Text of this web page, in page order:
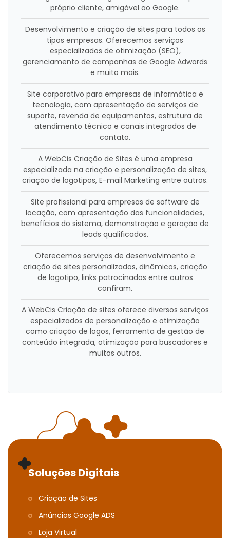
próprio cliente, amigável ao Google.
Desenvolvimento e criação de sites para todos os
tipos empresas. Oferecemos serviços
especializados de otimização (SEO),
gerenciamento de campanhas de Google Adwords
e muito mais.
Site corporativo para empresas de informática e
tecnologia, com apresentação de serviços de
suporte, revenda de equipamentos, estrutura de
atendimento técnico e canais integrados de
contato.
A WebCis Criação de Sites é uma empresa
especializada na criação e personalização de sites,
criação de logotipos, E-mail Marketing entre outros.
Site profissional para empresas de software de
locação, com apresentação das funcionalidades,
benefícios do sistema, demonstração e geração de
leads qualificados.
Oferecemos serviços de desenvolvimento e
criação de sites personalizados, dinâmicos, criação
de logotipo, links patrocinados entre outros
confiram.
A WebCis Criação de sites oferece diversos serviços
especializados de personalização e otimização
como criação de logos, ferramenta de gestão de
conteúdo integrada, otimização para buscadores e
muitos outros.
Soluções Digitais
Criação de Sites
Anúncios Google ADS
Loja Virtual